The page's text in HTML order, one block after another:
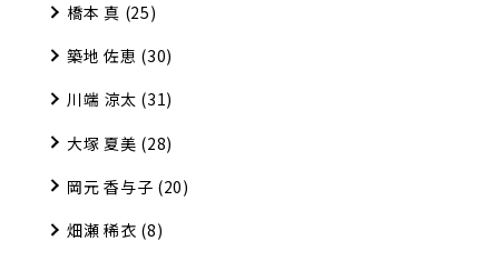
橋本 真 (25)
築地 佐恵 (30)
川端 涼太 (31)
大塚 夏美 (28)
岡元 香与子 (20)
畑瀬 稀衣 (8)